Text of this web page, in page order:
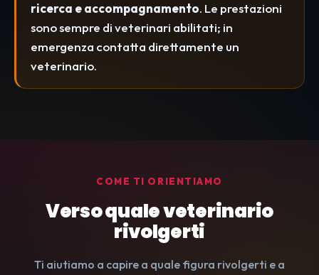
ricerca e accompagnamento. Le prestazioni
sono sempre di veterinari abilitati; in
emergenza contatta direttamente un
veterinario.
COME TI ORIENTIAMO
Verso quale veterinario
rivolgerti
Ti aiutiamo a capire a quale figura rivolgerti e a